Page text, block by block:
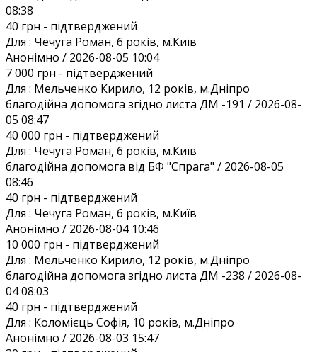
08:38
40 грн - підтверджений
Для : Чечуга Роман, 6 років, м.Київ
Анонiмно / 2026-08-05 10:04
7 000 грн - підтверджений
Для : Мельченко Кирило, 12 років, м.Дніпро
благодійна допомога згідно листа ДМ -191 / 2026-08-
05 08:47
40 000 грн - підтверджений
Для : Чечуга Роман, 6 років, м.Київ
благодійна допомога від БФ "Спрага" / 2026-08-05
08:46
40 грн - підтверджений
Для : Чечуга Роман, 6 років, м.Київ
Анонiмно / 2026-08-04 10:46
10 000 грн - підтверджений
Для : Мельченко Кирило, 12 років, м.Дніпро
благодійна допомога згідно листа ДМ -238 / 2026-08-
04 08:03
40 грн - підтверджений
Для : Коломієць Софія, 10 років, м.Дніпро
Анонiмно / 2026-08-03 15:47